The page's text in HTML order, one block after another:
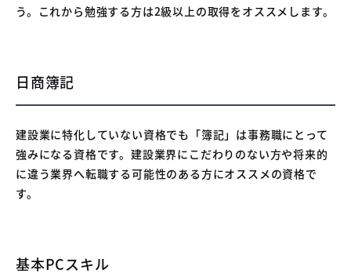
う。これから勉強する方は2級以上の取得をオススメします。
日商簿記
建設業に特化していない資格でも「簿記」は事務職にとって
強みになる資格です。建設業界にこだわりのない方や将来的
に違う業界へ転職する可能性のある方にオススメの資格で
す。
基本PCスキル